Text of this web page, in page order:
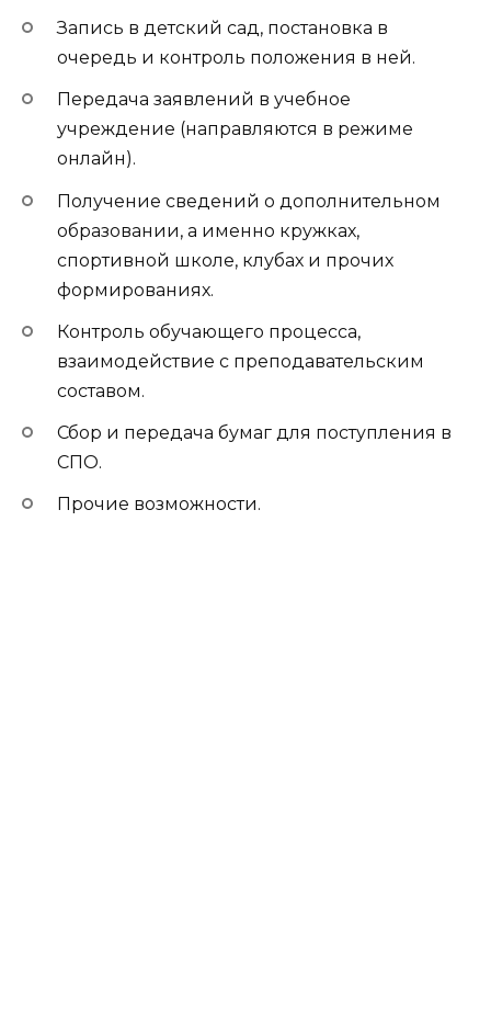
Запись в детский сад, постановка в
очередь и контроль положения в ней.
Передача заявлений в учебное
учреждение (направляются в режиме
онлайн).
Получение сведений о дополнительном
образовании, а именно кружках,
спортивной школе, клубах и прочих
формированиях.
Контроль обучающего процесса,
взаимодействие с преподавательским
составом.
Сбор и передача бумаг для поступления в
СПО.
Прочие возможности.